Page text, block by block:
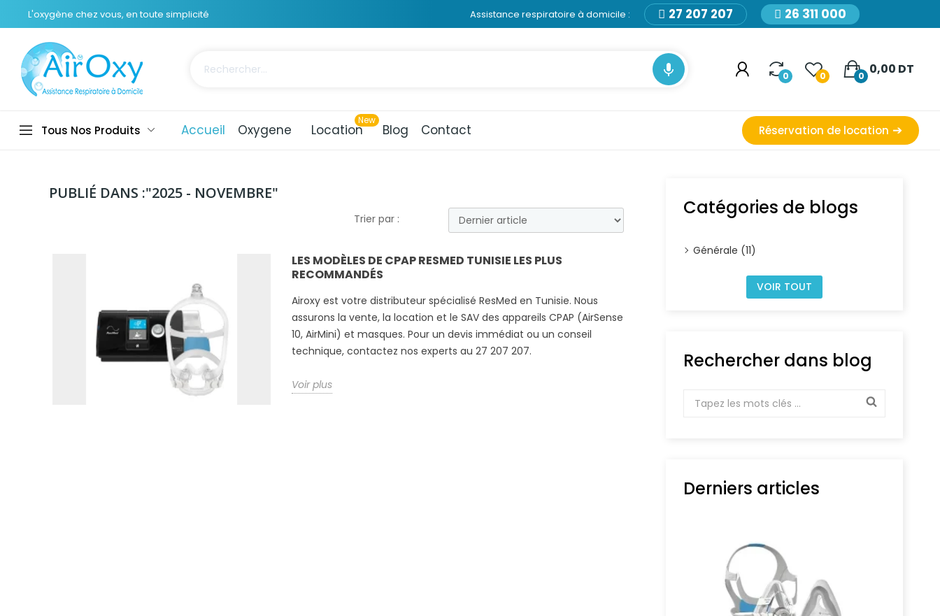
L'oxygène chez vous, en toute simplicité Assistance respiratoire à domicile : 27 207 207 26 311 000
 0 0 0,00 DT
0
Tous Nos Produits Accueil Oxygene Location Blog Contact Réservation de location
PUBLIÉ DANS :"2025 - NOVEMBRE"
Trier par :
LES MODÈLES DE CPAP RESMED TUNISIE LES PLUS
RECOMMANDÉS
Airoxy est votre distributeur spécialisé ResMed en Tunisie. Nous
assurons la vente, la location et le SAV des appareils CPAP (AirSense
10, AirMini) et masques. Pour un devis immédiat ou un conseil
technique, contactez nos experts au 27 207 207.
Voir plus
Catégories de blogs
Générale (11)
VOIR TOUT
Rechercher dans blog
Derniers articles